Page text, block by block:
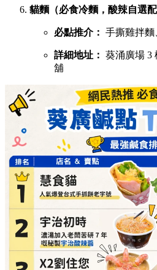
貓麵（必食冷麵，酸辣自選配
必點推介： 手撕雞拌
詳細地址： 葵涌廣場 3
舖